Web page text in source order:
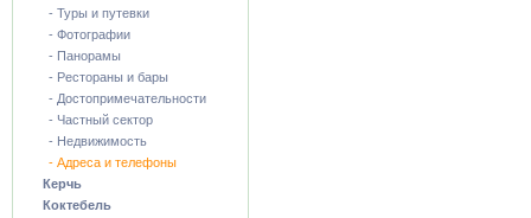
- Туры и путевки
- Фотографии
- Панорамы
- Рестораны и бары
- Достопримечательности
- Частный сектор
- Недвижимость
- Адреса и телефоны
Керчь
Коктебель